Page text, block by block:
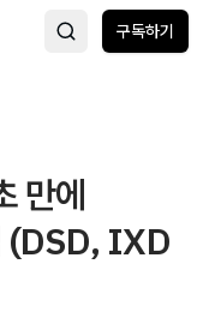
구독하기
만에
(DSD, IXD